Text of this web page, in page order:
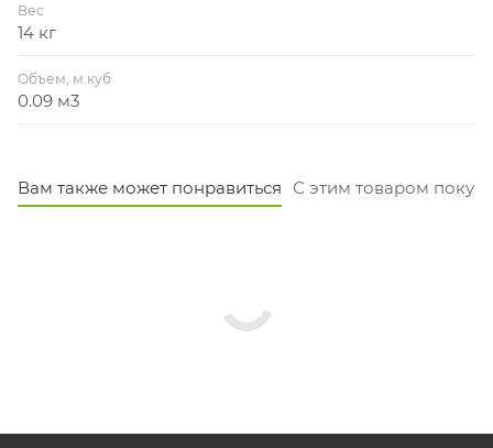
Вес
14 кг
Объем, м.куб
0.09 м3
Вам также может понравиться С этим товаром